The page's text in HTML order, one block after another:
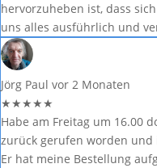
hervorzuheben ist, dass
uns alles ausführlich und
Jörg Paul vor 2 Monaten
★★★★★
Habe am Freitag um 16.00
zurück gerufen worden
Er hat meine Bestellung